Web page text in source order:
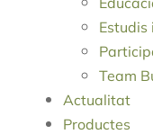
Team
Actualitat
Productes